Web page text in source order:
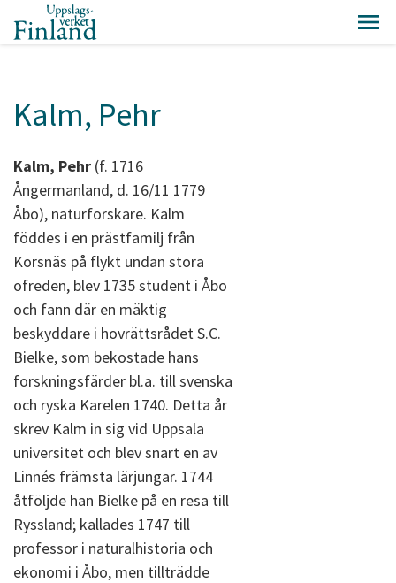
Kalm, Pehr
Kalm, Pehr (f. 1716
Ångermanland, d. 16/11 1779
Åbo), naturforskare. Kalm
föddes i en prästfamilj från
Korsnäs på flykt undan stora
ofreden, blev 1735 student i Åbo
och fann där en mäktig
beskyddare i hovrättsrådet S.C.
Bielke, som bekostade hans
forskningsfärder bl.a. till svenska
och ryska Karelen 1740. Detta år
skrev Kalm in sig vid Uppsala
universitet och blev snart en av
Linnés främsta lärjungar. 1744
åtföljde han Bielke på en resa till
Ryssland; kallades 1747 till
professor i naturalhistoria och
ekonomi i Åbo, men tillträdde